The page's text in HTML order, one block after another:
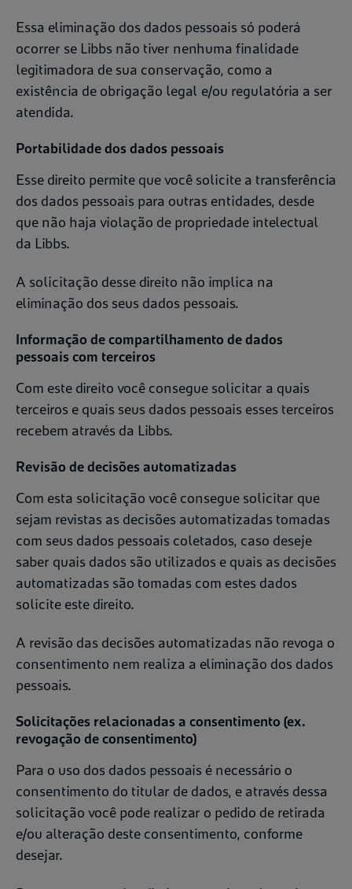
Essa eliminação dos dados pessoais só poderá
ocorrer se Libbs não tiver nenhuma finalidade
legitimadora de sua conservação, como a
existência de obrigação legal e/ou regulatória a ser
atendida.
Portabilidade dos dados pessoais
Esse direito permite que você solicite a transferência
dos dados pessoais para outras entidades, desde
que não haja violação de propriedade intelectual
da Libbs.
A solicitação desse direito não implica na
eliminação dos seus dados pessoais.
Informação de compartilhamento de dados
pessoais com terceiros
Com este direito você consegue solicitar a quais
terceiros e quais seus dados pessoais esses terceiros
recebem através da Libbs.
Revisão de decisões automatizadas
Com esta solicitação você consegue solicitar que
sejam revistas as decisões automatizadas tomadas
com seus dados pessoais coletados, caso deseje
saber quais dados são utilizados e quais as decisões
automatizadas são tomadas com estes dados
solicite este direito.
A revisão das decisões automatizadas não revoga o
consentimento nem realiza a eliminação dos dados
pessoais.
Solicitações relacionadas a consentimento (ex.
revogação de consentimento)
Para o uso dos dados pessoais é necessário o
consentimento do titular de dados, e através dessa
solicitação você pode realizar o pedido de retirada
e/ou alteração deste consentimento, conforme
desejar.